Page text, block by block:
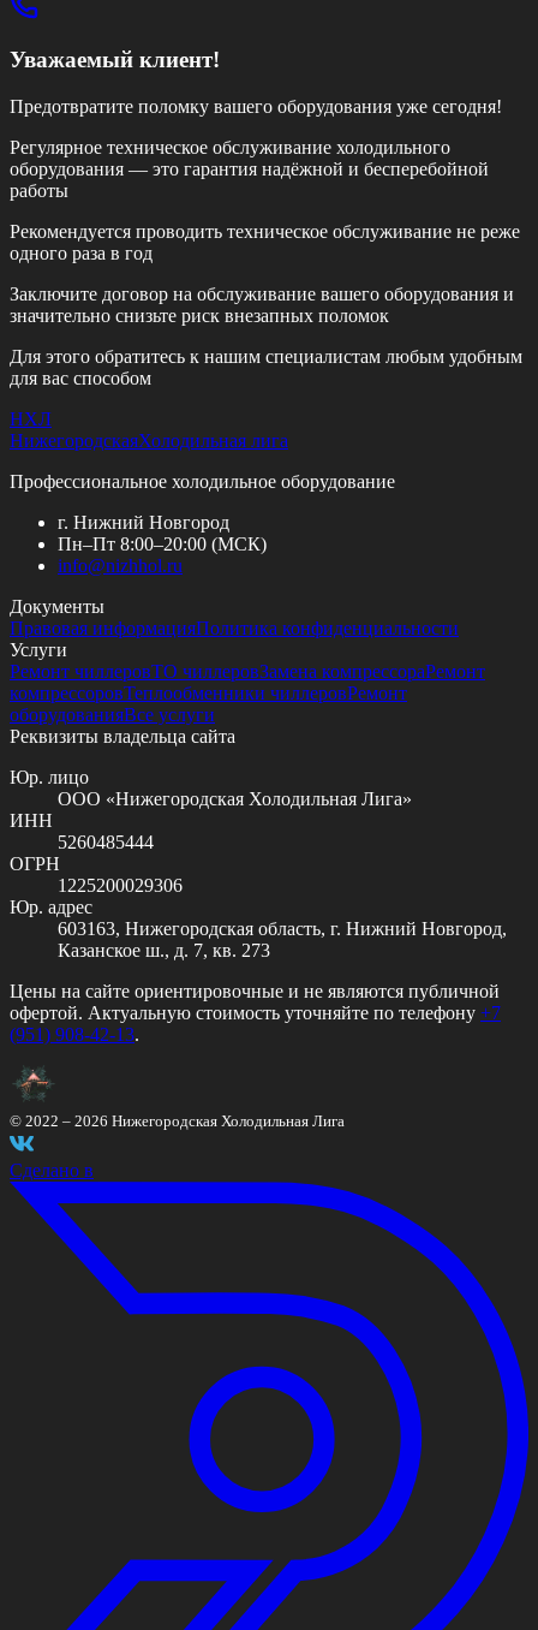
Уважаемый клиент!
Предотвратите поломку вашего оборудования уже сегодня!
Регулярное техническое обслуживание холодильного
оборудования — это гарантия надёжной и бесперебойной
работы
Рекомендуется проводить техническое обслуживание не реже
одного раза в год
Заключите договор на обслуживание вашего оборудования и
значительно снизьте риск внезапных поломок
Для этого обратитесь к нашим специалистам любым удобным
для вас способом
НХЛ
НижегородскаяХолодильная лига
Профессиональное холодильное оборудование
г. Нижний Новгород
Пн–Пт 8:00–20:00 (МСК)
info@nizhhol.ru
Документы
Правовая информацияПолитика конфиденциальности
Услуги
Ремонт чиллеровТО чиллеровЗамена компрессораРемонт
компрессоровТеплообменники чиллеровРемонт
оборудованияВсе услуги
Реквизиты владельца сайта
Юр. лицо
ООО «Нижегородская Холодильная Лига»
ИНН
5260485444
ОГРН
1225200029306
Юр. адрес
603163, Нижегородская область, г. Нижний Новгород,
Казанское ш., д. 7, кв. 273
Цены на сайте ориентировочные и не являются публичной
офертой. Актуальную стоимость уточняйте по телефону +7
(951) 908-42-13.
© 2022 – 2026 Нижегородская Холодильная Лига
Сделано в